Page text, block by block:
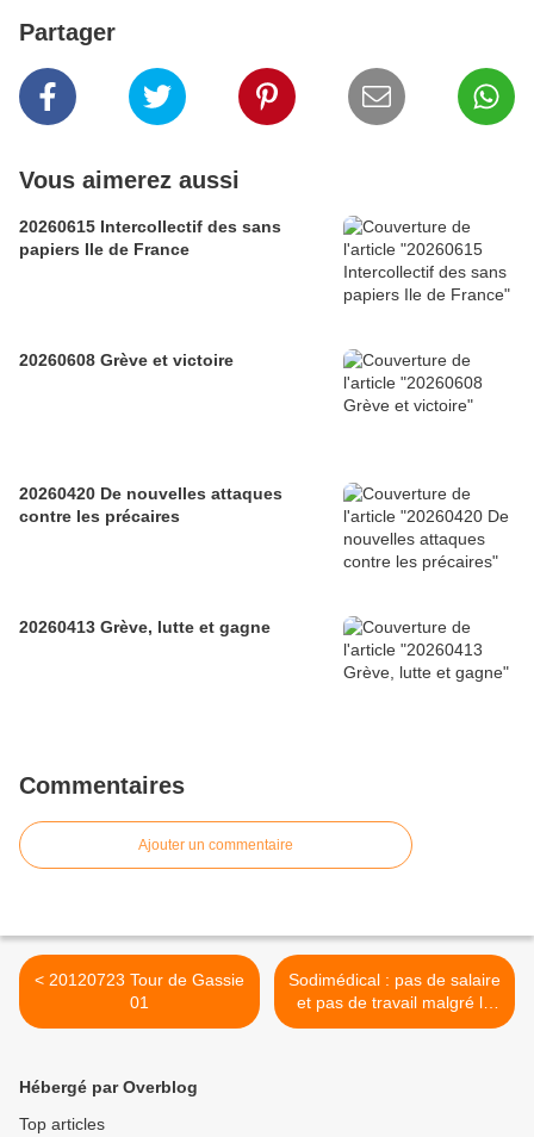
Partager
Vous aimerez aussi
20260615 Intercollectif des sans
papiers Ile de France
20260608 Grève et victoire
20260420 De nouvelles attaques
contre les précaires
20260413 Grève, lutte et gagne
Commentaires
Ajouter un commentaire
< 20120723 Tour de Gassie
01
Sodimédical : pas de salaire
et pas de travail malgré le
jugement >
Hébergé par Overblog
Top articles